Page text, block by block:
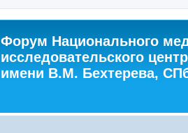
Форум Национального
исследовательского
имени В.М. Бехтерева,